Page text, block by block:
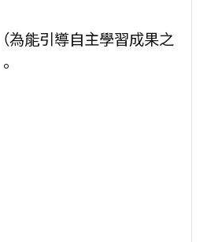
為能引導自主學習成果之